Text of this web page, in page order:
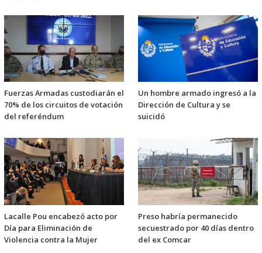
Fuerzas Armadas custodiarán el
70% de los circuitos de votación
del referéndum
Un hombre armado ingresó a la
Dirección de Cultura y se
suicidó
Lacalle Pou encabezó acto por
Día para Eliminación de
Violencia contra la Mujer
Preso habría permanecido
secuestrado por 40 días dentro
del ex Comcar